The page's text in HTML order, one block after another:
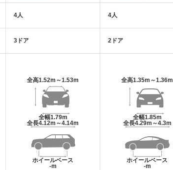
4人
3ドア
全高1.52m～1.53m
全幅1.79m
全長4.12m～4.14m
ホイールベース
-m
4人
2ドア
全高1.35m～1.36m
全幅1.85m
全長4.29m～4.3m
ホイールベース
-m